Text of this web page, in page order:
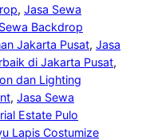
, Jasa Sewa
Backdrop
Jakarta Pusat, Jasa
di Jakarta Pusat
dan Lighting
, Jasa Sewa
Estate Pulo
Lapis Costumize